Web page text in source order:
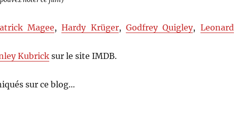
Magee,Hardy Krüger, Godfrey Quigley, Leonard
Kubricksur le site IMDB.
sur ce blog…